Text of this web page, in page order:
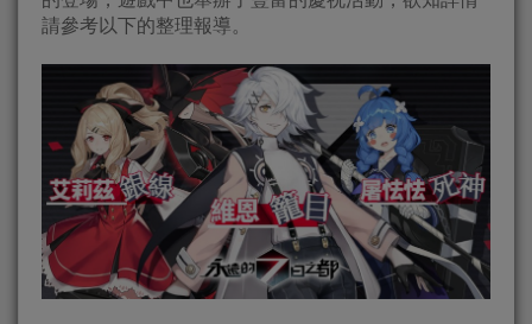
請參考以下的整理報導。